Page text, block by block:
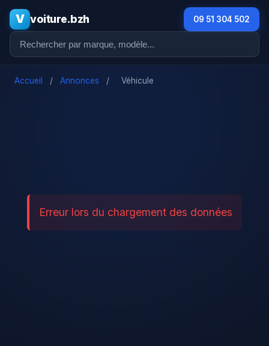
V voiture.bzh 09 51 304 502
Accueil / Annonces / Véhicule
Erreur lors du chargement des données